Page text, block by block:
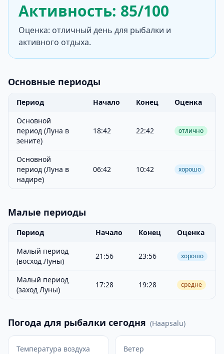
Активность: 85/100
Оценка: отличный день для рыбалки и
активного отдыха.
Основные периоды
Период Начало Конец
Оценка
Основной
период (Луна в
зените)
18:42 22:42 отлично
Основной
период (Луна в
надире)
06:42 10:42 хорошо
Малые периоды
Период Начало Конец
Оценка
Малый период
(восход Луны)
21:56 23:56 хорошо
Малый период
(заход Луны)
17:28 19:28 средне
Погода для рыбалки сегодня (Haapsalu)
Температура воздуха Ветер